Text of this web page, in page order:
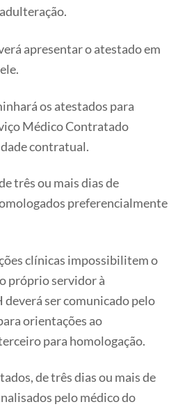
apresentar o atestado em
os atestados para
Médico Contratado
contratual.
três ou mais dias de
preferencialmente
clínicas impossibilitem o
próprio servidor à
deverá ser comunicado pelo
orientações ao
para homologação.
de três dias ou mais de
pelo médico do